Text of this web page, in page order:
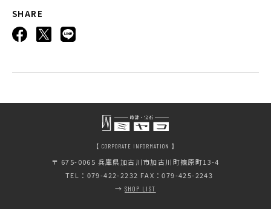
SHARE
【 CORPORATE INFORMATION 】
〒 675-0065 兵庫県加古川市加古川町篠原町13-4
TEL：079-422-2232 FAX：079-425-2243
→SHOP LIST